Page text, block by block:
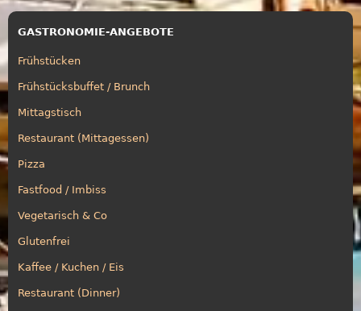
GASTRONOMIE-ANGEBOTE
Frühstücken
Frühstücksbuffet / Brunch
Mittagstisch
Restaurant (Mittagessen)
Pizza
Fastfood / Imbiss
Vegetarisch & Co
Glutenfrei
Kaffee / Kuchen / Eis
Restaurant (Dinner)